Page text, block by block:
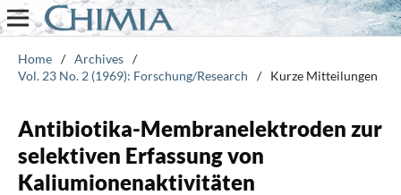
Home / Archives /
Vol. 23 No. 2 (1969): Forschung/Research
/ Kurze Mitteilungen
Antibiotika-Membranelektroden zur
selektiven Erfassung von
Kaliumionenaktivitäten